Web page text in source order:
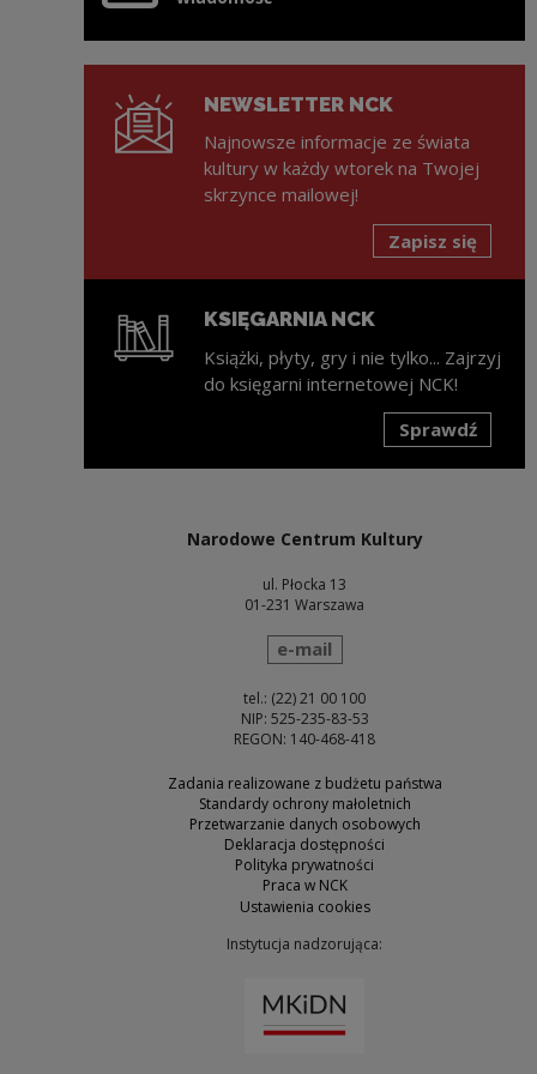
NEWSLETTER NCK
Najnowsze informacje ze świata
kultury w każdy wtorek na Twojej
skrzynce mailowej!
Zapisz się
KSIĘGARNIA NCK
Książki, płyty, gry i nie tylko... Zajrzyj
do księgarni internetowej NCK!
Sprawdź
Narodowe Centrum Kultury
ul. Płocka 13
01-231 Warszawa
wyślij wiadomość
e-mail
tel.: (22) 21 00 100
NIP: 525-235-83-53
REGON: 140-468-418
Zadania realizowane z budżetu państwa
Standardy ochrony małoletnich
Przetwarzanie danych osobowych
Deklaracja dostępności
Polityka prywatności
Praca w NCK
Ustawienia cookies
Instytucja nadzorująca: